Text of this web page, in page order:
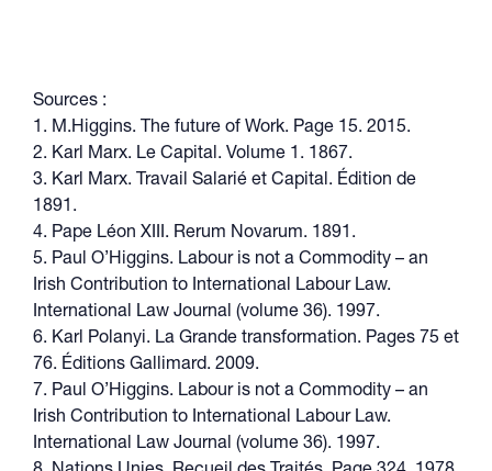
Sources :
1. M.Higgins. The future of Work. Page 15. 2015.
2. Karl Marx. Le Capital. Volume 1. 1867.
3. Karl Marx. Travail Salarié et Capital. Édition de
1891.
4. Pape Léon XIII. Rerum Novarum. 1891.
5. Paul O’Higgins. Labour is not a Commodity – an
Irish Contribution to International Labour Law.
International Law Journal (volume 36). 1997.
6. Karl Polanyi. La Grande transformation. Pages 75 et
76. Éditions Gallimard. 2009.
7. Paul O’Higgins. Labour is not a Commodity – an
Irish Contribution to International Labour Law.
International Law Journal (volume 36). 1997.